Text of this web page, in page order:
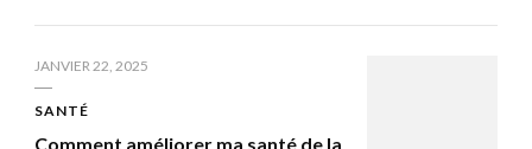
JANVIER 22, 2025
SANTÉ
Comment améliorer ma santé de la